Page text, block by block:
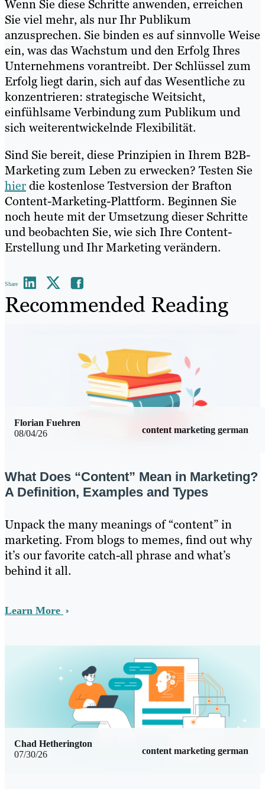
Wenn Sie diese Schritte anwenden, erreichen
Sie viel mehr, als nur Ihr Publikum
anzusprechen. Sie binden es auf sinnvolle Weise
ein, was das Wachstum und den Erfolg Ihres
Unternehmens vorantreibt. Der Schlüssel zum
Erfolg liegt darin, sich auf das Wesentliche zu
konzentrieren: strategische Weitsicht,
einfühlsame Verbindung zum Publikum und
sich weiterentwickelnde Flexibilität.
Sind Sie bereit, diese Prinzipien in Ihrem B2B-
Marketing zum Leben zu erwecken? Testen Sie
hierdie kostenlose Testversion der Brafton
Content-Marketing-Plattform. Beginnen Sie
noch heute mit der Umsetzung dieser Schritte
und beobachten Sie, wie sich Ihre Content-
Erstellung und Ihr Marketing verändern.
Share
Recommended Reading
08/04/26 content marketing german
Florian Fuehren
What Does “Content” Mean in Marketing?
A Definition, Examples and Types
Unpack the many meanings of “content” in
marketing. From blogs to memes, find out why
it’s our favorite catch-all phrase and what’s
behind it all.
Learn More
07/30/26 content marketing german
Chad Hetherington